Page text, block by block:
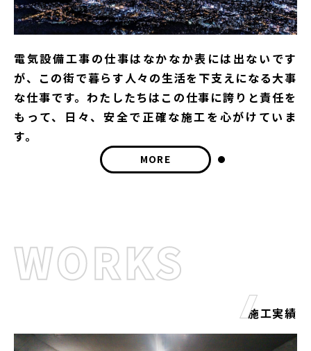
電気設備工事の仕事はなかなか表には出ないです
が、この街で暮らす人々の生活を下支えになる大事
な仕事です。わたしたちはこの仕事に誇りと責任を
もって、日々、安全で正確な施工を心がけていま
す。
MORE
施工実績